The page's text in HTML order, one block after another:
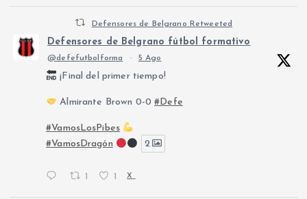
Defensores de Belgrano Retweeted
Defensores de Belgrano fútbol formativo
@defefutbolforma · 5 Ago
¡Final del primer tiempo!
Almirante Brown 0-0#Defe
#VamosLosPibes
#VamosDragón
2
1 1 X